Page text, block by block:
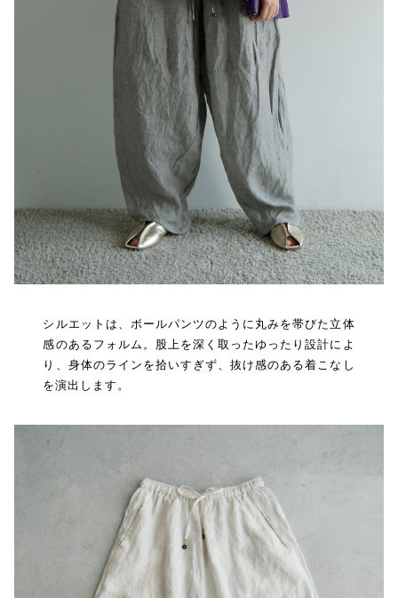
シルエットは、ボールパンツのように丸みを帯びた立体
感のあるフォルム。股上を深く取ったゆったり設計によ
り、身体のラインを拾いすぎず、抜け感のある着こなし
を演出します。